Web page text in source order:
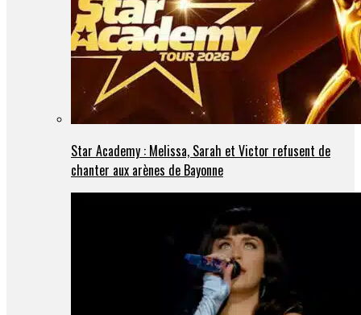
Star Academy : Melissa, Sarah et Victor refusent de
chanter aux arènes de Bayonne